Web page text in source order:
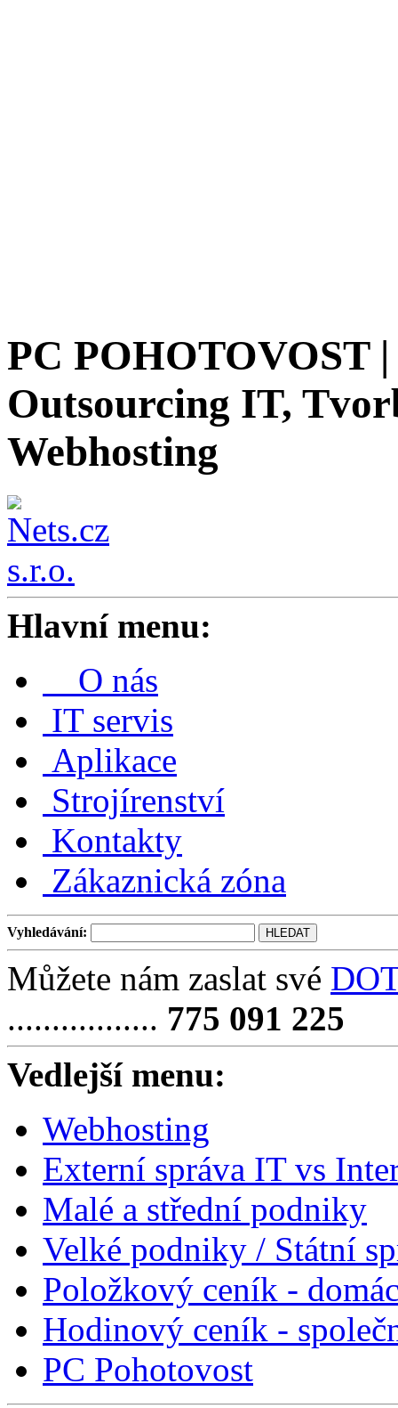
PC POHOTOVOST
Outsourcing IT,
Webhosting
Hlavní menu:
O nás
IT servis
Aplikace
Strojírenství
Kontakty
Zákaznická zóna
Vyhledávání:
Můžete nám zaslat své
................. 775 091 225
Vedlejší menu:
Webhosting
Externí správa IT vs
Malé a střední podniky
Velké podniky / Státní
Položkový ceník -
Hodinový ceník -
PC Pohotovost